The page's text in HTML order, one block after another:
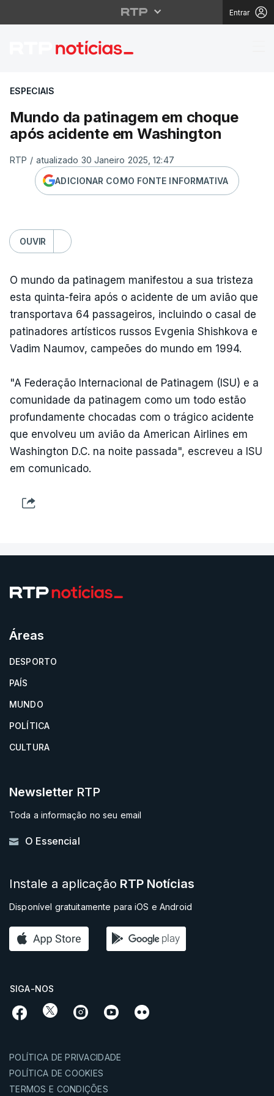
Entrar
Mundo da patinagem
ESPECIAIS
Mundo da patinagem em choque
após acidente em Washington
RTP / atualizado 30 Janeiro 2025, 12:47
ADICIONAR COMO FONTE INFORMATIVA
OUVIR
O mundo da patinagem manifestou a sua tristeza
esta quinta-feira após o acidente de um avião que
transportava 64 passageiros, incluindo o casal de
patinadores artísticos russos Evgenia Shishkova e
Vadim Naumov, campeões do mundo em 1994.
"A Federação Internacional de Patinagem (ISU) e a
comunidade da patinagem como um todo estão
profundamente chocadas com o trágico acidente
que envolveu um avião da American Airlines em
Washington D.C. na noite passada", escreveu a ISU
em comunicado.
Áreas
DESPORTO
PAÍS
MUNDO
POLÍTICA
CULTURA
Newsletter RTP
Toda a informação no seu email
O Essencial
Instale a aplicação RTP Notícias
Disponível gratuitamente para iOS e Android
SIGA-NOS
POLÍTICA DE PRIVACIDADE
POLÍTICA DE COOKIES
TERMOS E CONDIÇÕES